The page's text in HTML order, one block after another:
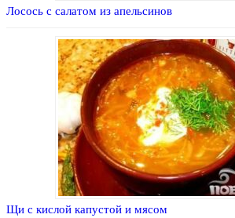
Лосось с салатом из апельсинов
Щи с кислой капустой и мясом